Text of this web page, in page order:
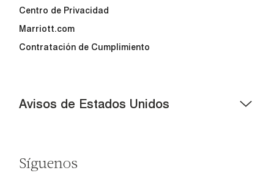
Centro de Privacidad
Marriott.com
Contratación de Cumplimiento
Avisos de Estados Unidos
301-581-1400 o correo electrónico
Síguenos